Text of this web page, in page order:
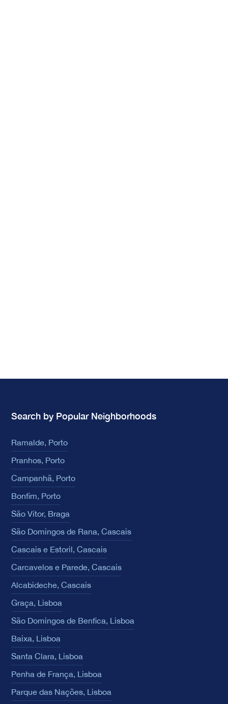
Search by Popular Neighborhoods
Ramalde, Porto
Pranhos, Porto
Campanhã, Porto
Bonfim, Porto
São Vítor, Braga
São Domingos de Rana, Cascais
Cascais e Estoril, Cascais
Carcavelos e Parede, Cascais
Alcabideche, Cascais
Graça, Lisboa
São Domingos de Benfica, Lisboa
Baixa, Lisboa
Santa Clara, Lisboa
Penha de França, Lisboa
Parque das Nações, Lisboa